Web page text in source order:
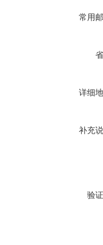
常用
详细
补充
验